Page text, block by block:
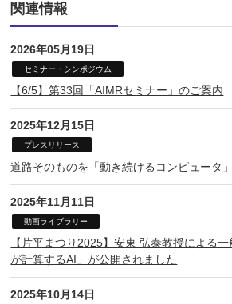
関連情報
2026年05月19日
セミナー・シンポジウム
【6/5】第33回「AIMRセミナー」のご案内
2025年12月15日
プレスリリース
道路そのものを「動き続けるコンピュータ
2025年11月11日
動画ライブラリー
【片平まつり2025】安東 弘泰教授による
が計算するAI」が公開されました
2025年10月14日